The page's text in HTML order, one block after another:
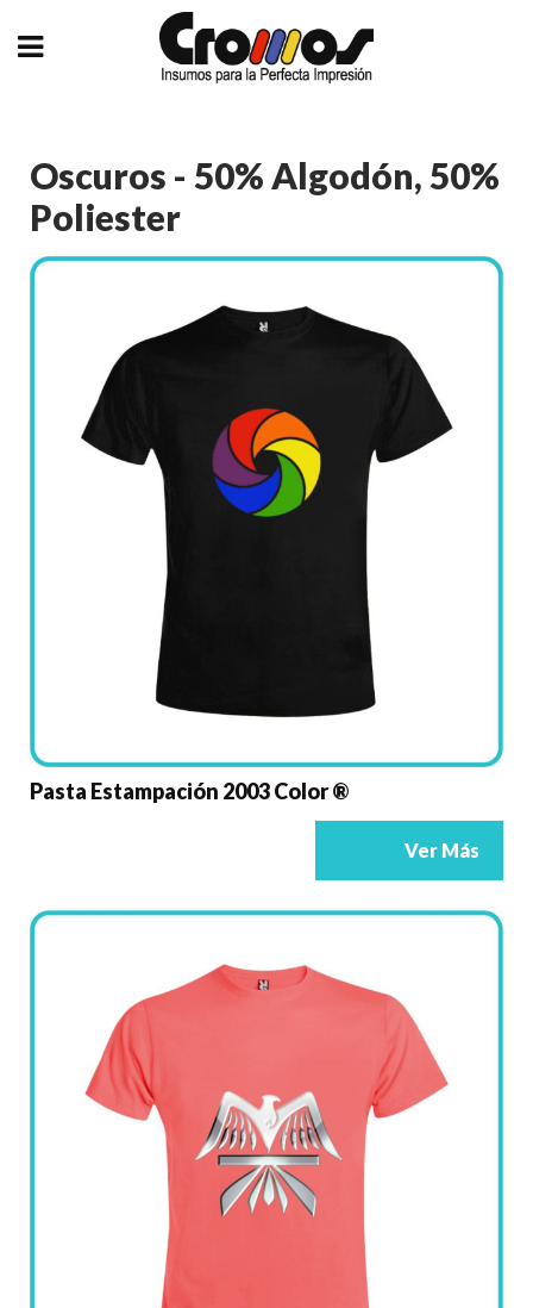
Oscuros - 50% Algodón, 50%
Poliester
Pasta Estampación 2003 Color ®
Ver Más